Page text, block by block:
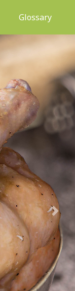
(current)Glossary
Next